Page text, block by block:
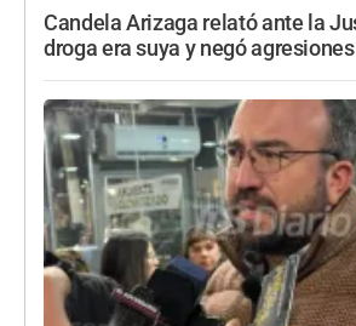
Candela Arizaga relató ante la
droga era suya y negó